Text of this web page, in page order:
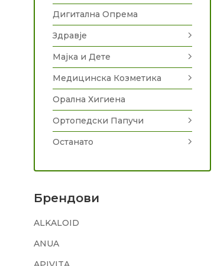
Дигитална Опрема
Здравје
Мајка и Дете
Медицинска Козметика
Орална Хигиена
Ортопедски Папучи
Останато
Брендови
ALKALOID
ANUA